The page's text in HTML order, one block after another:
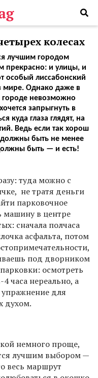
колесах
лучшим городом
прекрасно: и улицы, и
особый лиссабонский
мире. Однако даже в
городе невозможно
запрыгнуть в
куда глаза глядят, на
Ведь если так хорош
должны быть не менее
быть — и есть!
туда можно с
не тратя деньги
парковочное
машину в центре
сначала полчаса
асфальта, потом
под дворником
осмотреть
часа нереально, а
для
духом.
немного проще,
лучшим выбором —
весь маршрут